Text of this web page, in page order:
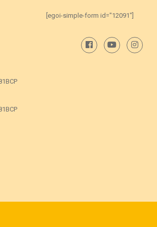
[egoi-simple-form id="12091"]